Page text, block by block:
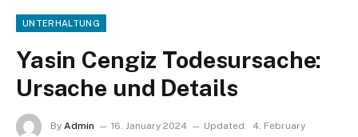
UNTERHALTUNG
Yasin Cengiz Todesursache:
Ursache und Details
By Admin 16. January 2024 Updated:
4. February